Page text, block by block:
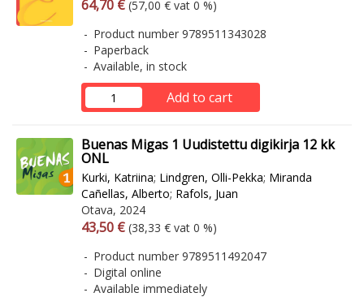
64,70 € (57,00 € vat 0 %)
Product number 9789511343028
Paperback
Available, in stock
Add to cart
Buenas Migas 1 Uudistettu digikirja 12 kk
ONL
Kurki, Katriina; Lindgren, Olli-Pekka; Miranda
Cañellas, Alberto; Rafols, Juan
Otava, 2024
Arvonlisäverollinen hinta
43,50 € Excl. vat
(38,33 € vat 0 %)
Product number 9789511492047
Digital online
Available immediately